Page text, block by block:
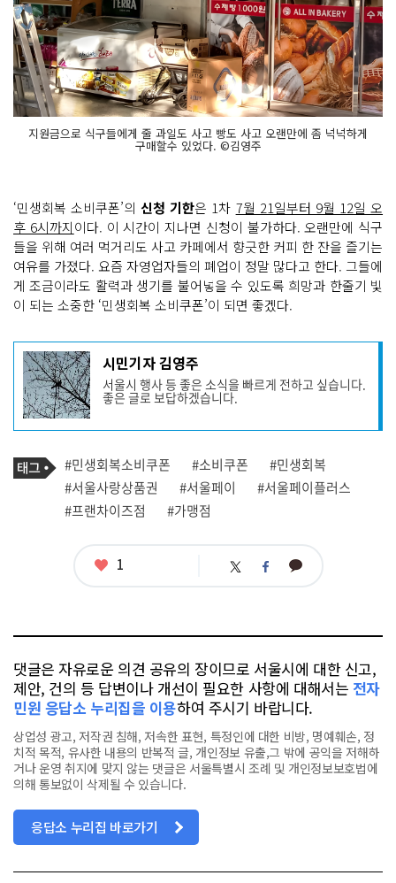
지원금으로 식구들에게 줄 과일도 사고 빵도 사고 오랜만에 좀 넉넉하게
구매할수 있었다. ©김영주
‘민생회복 소비쿠폰’의 신청 기한은 1차 7월 21일부터 9월 12일 오
후 6시까지이다. 이 시간이 지나면 신청이 불가하다. 오랜만에 식구
들을 위해 여러 먹거리도 사고 카페에서 향긋한 커피 한 잔을 즐기는
여유를 가졌다. 요즘 자영업자들의 폐업이 정말 많다고 한다. 그들에
게 조금이라도 활력과 생기를 불어넣을 수 있도록 희망과 한줄기 빛
이 되는 소중한 ‘민생회복 소비쿠폰’이 되면 좋겠다.
기
사
작
성
자
프
필
시민기자 김영주
서울시 행사 등 좋은 소식을 빠르게 전하고 싶습니다.
좋은 글로 보답하겠습니다.
기
사
관
련
태
태
그
#민생회복소비쿠폰 #소비쿠폰
#민생회복
#서울사랑상품권
#서울페이
#서울페이플러스
#프랜차이즈점
#가맹점
좋
1 트 페 카
댓글은 자유로운 의견 공유의 장이므로 서울시에 대한 신고,
제안, 건의 등 답변이나 개선이 필요한 사항에 대해서는 전자
민원 응답소 누리집을 이용하여 주시기 바랍니다.
상업성 광고, 저작권 침해, 저속한 표현, 특정인에 대한 비방, 명예훼손, 정
치적 목적, 유사한 내용의 반복적 글, 개인정보 유출,그 밖에 공익을 저해하
거나 운영 취지에 맞지 않는 댓글은 서울특별시 조례 및 개인정보보호법에
의해 통보없이 삭제될 수 있습니다.
응답소 누리집 바로가기